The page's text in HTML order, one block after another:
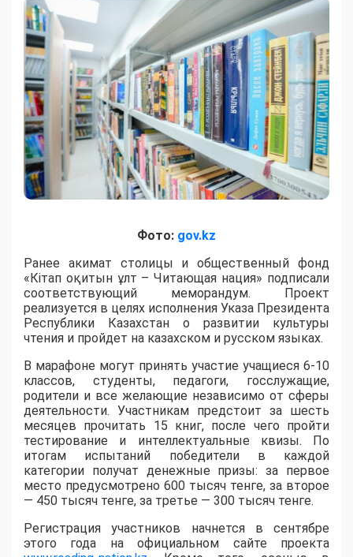
Фото: gov.kz
Ранее акимат столицы и общественный фонд
«Кітап оқитын ұлт – Читающая нация» подписали
соответствующий меморандум. Проект
реализуется в целях исполнения Указа Президента
Республики Казахстан о развитии культуры
чтения и пройдет на казахском и русском языках.
В марафоне могут принять участие учащиеся 6-10
классов, студенты, педагоги, госслужащие,
родители и все желающие независимо от сферы
деятельности. Участникам предстоит за шесть
месяцев прочитать 15 книг, после чего пройти
тестирование и интеллектуальные квизы. По
итогам испытаний победители в каждой
категории получат денежные призы: за первое
место предусмотрено 600 тысяч тенге, за второе
— 450 тысяч тенге, за третье — 300 тысяч тенге.
Регистрация участников начнется в сентябре
этого года на официальном сайте проекта